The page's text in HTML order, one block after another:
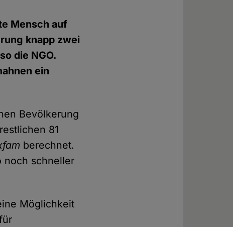
Mensch auf
knapp zwei
die NGO.
ein
Bevölkerung
81
berechnet.
noch schneller
Möglichkeit